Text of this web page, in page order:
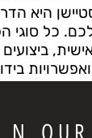
היא
כל סוגי
ביצועים
N O U R